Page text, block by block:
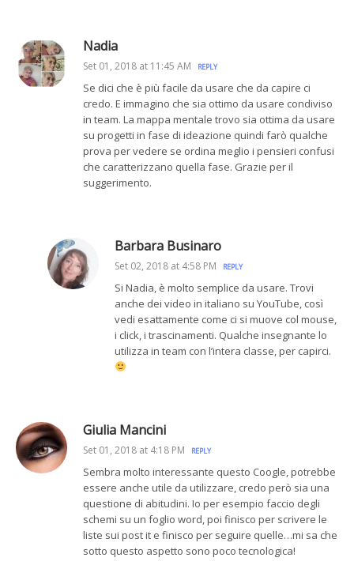
Nadia
Set 01, 2018 at 11:45 AM REPLY
Se dici che è più facile da usare che da capire ci
credo. E immagino che sia ottimo da usare condiviso
in team. La mappa mentale trovo sia ottima da usare
su progetti in fase di ideazione quindi farò qualche
prova per vedere se ordina meglio i pensieri confusi
che caratterizzano quella fase. Grazie per il
suggerimento.
Barbara Businaro
Set 02, 2018 at 4:58 PM REPLY
Si Nadia, è molto semplice da usare. Trovi
anche dei video in italiano su YouTube, così
vedi esattamente come ci si muove col mouse,
i click, i trascinamenti. Qualche insegnante lo
utilizza in team con l’intera classe, per capirci.
Giulia Mancini
Set 01, 2018 at 4:18 PM REPLY
Sembra molto interessante questo Coogle, potrebbe
essere anche utile da utilizzare, credo però sia una
questione di abitudini. Io per esempio faccio degli
schemi su un foglio word, poi finisco per scrivere le
liste sui post it e finisco per seguire quelle…mi sa che
sotto questo aspetto sono poco tecnologica!